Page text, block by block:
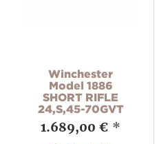
Winchester
Model 1886
SHORT RIFLE
24,S,45-70GVT
1.689,00 € *